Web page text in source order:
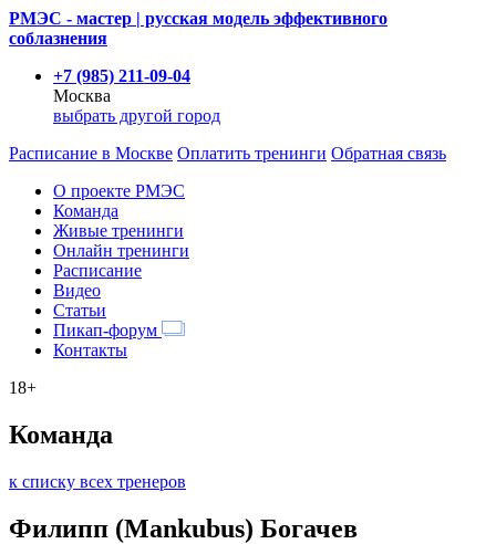
РМЭС - мастер | русская модель эффективного
соблазнения
+7 (985) 211-09-04
Москва
выбрать другой город
Расписание в Москве Оплатить тренинги Обратная связь
О проекте РМЭС
Команда
Живые тренинги
Онлайн тренинги
Расписание
Видео
Статьи
Пикап-форум
Контакты
18+
Команда
к списку всех тренеров
Филипп (Mankubus) Богачев